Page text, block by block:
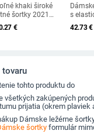
khaki široké
šortky 2021
s vysokým
ležérne
€
s
42.73€
tovaru
tohto produktu do
všetkých zakúpených
prijatia (okrem plaviek
Dámske ležérne
šortky formulár